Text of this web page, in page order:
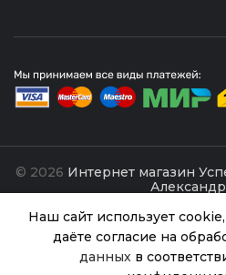
© 2026 Интернет магазин
Все права защищены.
Сайт любезно
Web-студии
Наш сайт использует
даёте согласие на
данных в